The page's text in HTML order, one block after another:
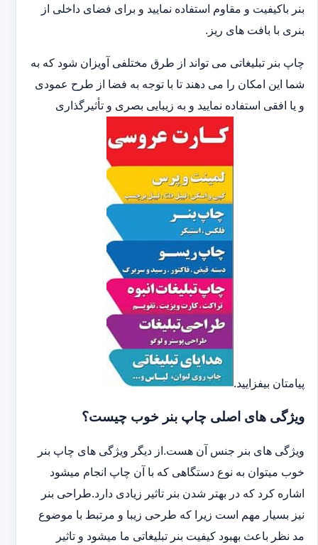
بنر باکیفیت و مقاوم استفاده نمایید و برای فضای داخلی از
بنری با بافت های ریز.
چاپ بنر تبلیغاتی می تواند از طرق مختلفی آویزان شود که به
شما این امکان را می دهند تا با توجه به فضا از طرح عمودی
و یا افقی استفاده نمایید و به زیبایی بصری و تأثیرگذاری
پیامتان بیفزایید.
ویژگی های اصلی چاپ بنر خوب چیست؟
ویژگی های بنر جنس آن هست.از دیگر ویژگی های چاپ بنر
خوب میتوان به نوع دستگاهی که با آن چاپ انجام میشود
اشاره کرد که در بهتر شدن بنر تاثیر زیادی دارد.طراحی بنر
نیز بسیار مهم است زیرا که طرحی زیبا و مرتبط با موضوع
مد نظر باعث بهبود کیفیت بنر تبلیغاتی ما میشود و تاثیر